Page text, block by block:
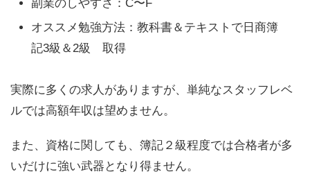
副業のしやすさ：C〜F
オススメ勉強方法：教科書＆テキストで日商簿
記3級＆2級 取得
実際に多くの求人がありますが、単純なスタッフレベ
ルでは高額年収は望めません。
また、資格に関しても、簿記２級程度では合格者が多
いだけに強い武器となり得ません。